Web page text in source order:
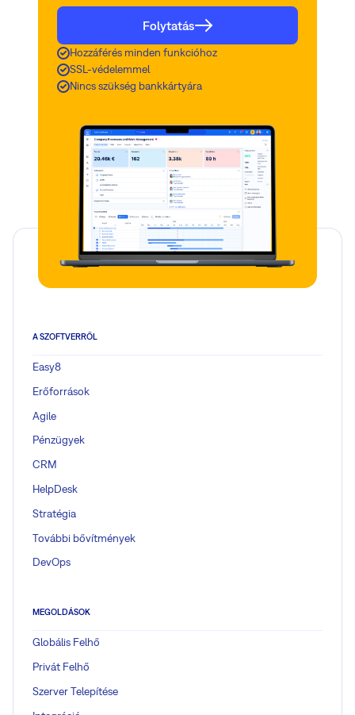
Folytatás
Hozzáférés minden funkcióhoz
SSL-védelemmel
Nincs szükség bankkártyára
A SZOFTVERRŐL
Easy8
Erőforrások
Agile
Pénzügyek
CRM
HelpDesk
Stratégia
További bővítmények
DevOps
MEGOLDÁSOK
Globális Felhő
Privát Felhő
Szerver Telepítése